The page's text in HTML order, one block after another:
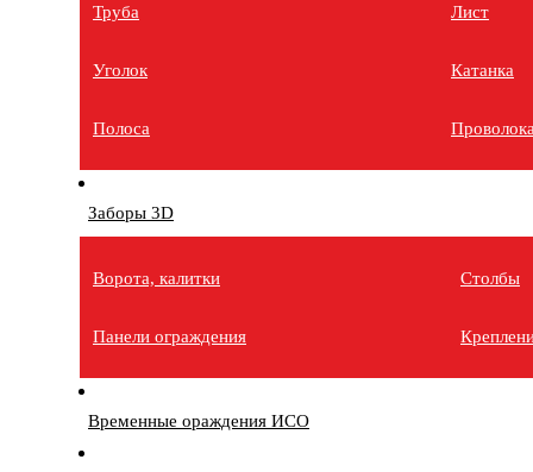
Труба
Уголок
Полоса
Лист
Катанка
Заборы 3D
Ворота, калитки
Панели ограждения
Столбы
Временные ораждения ИСО